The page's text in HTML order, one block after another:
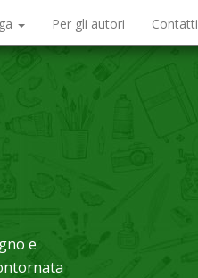
Per gli autori Contatti
e